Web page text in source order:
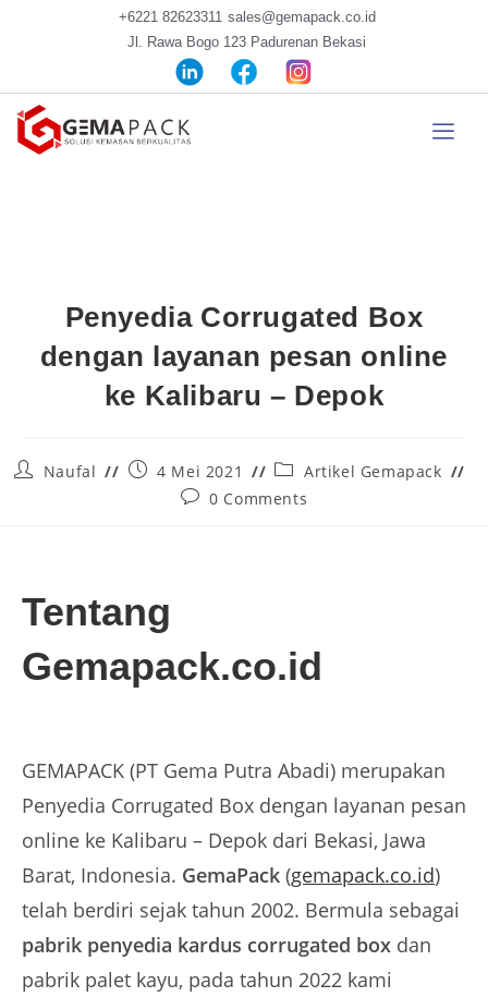
+6221 82623311 sales@gemapack.co.id
Jl. Rawa Bogo 123 Padurenan Bekasi
Penyedia Corrugated Box
dengan layanan pesan online
ke Kalibaru – Depok
Naufal 4 Mei 2021
Artikel Gemapack
0 Comments
Tentang
Gemapack.co.id
GEMAPACK (PT Gema Putra Abadi) merupakan
Penyedia Corrugated Box dengan layanan pesan
online ke Kalibaru – Depok dari Bekasi, Jawa
Barat, Indonesia. GemaPack (gemapack.co.id)
telah berdiri sejak tahun 2002. Bermula sebagai
pabrik penyedia kardus corrugated box dan
pabrik palet kayu, pada tahun 2022 kami